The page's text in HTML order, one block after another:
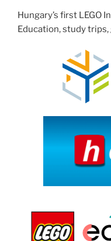
Hungary’s first LEGO
Education, study